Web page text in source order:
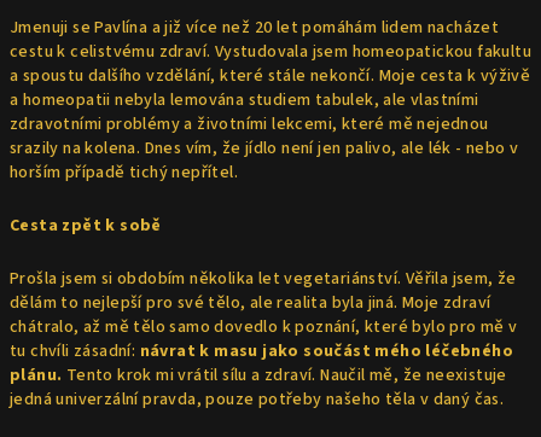
Jmenuji se Pavlína a již více než 20 let pomáhám lidem nacházet
cestu k celistvému zdraví. Vystudovala jsem homeopatickou fakultu
a spoustu dalšího vzdělání, které stále nekončí. Moje cesta k výživě
a homeopatii nebyla lemována studiem tabulek, ale vlastními
zdravotními problémy a životními lekcemi, které mě nejednou
srazily na kolena. Dnes vím, že jídlo není jen palivo, ale lék - nebo v
horším případě tichý nepřítel.
Cesta zpět k sobě
Prošla jsem si obdobím několika let vegetariánství. Věřila jsem, že
dělám to nejlepší pro své tělo, ale realita byla jiná. Moje zdraví
chátralo, až mě tělo samo dovedlo k poznání, které bylo pro mě v
tu chvíli zásadní: návrat k masu jako součást mého léčebného
plánu. Tento krok mi vrátil sílu a zdraví. Naučil mě, že neexistuje
jedná univerzální pravda, pouze potřeby našeho těla v daný čas.